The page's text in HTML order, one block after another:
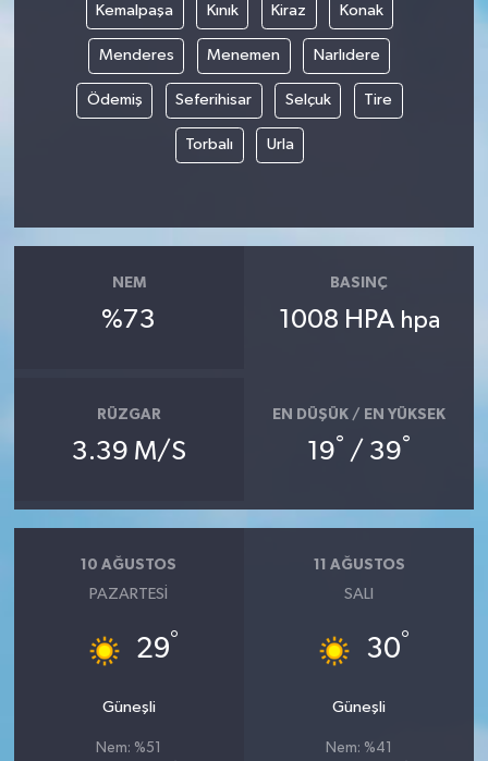
Kemalpaşa Kınık Kiraz Konak
Menderes Menemen Narlıdere
Ödemiş Seferihisar Selçuk Tire
Torbalı Urla
NEM
%73
BASINÇ
1008 HPA hpa
RÜZGAR
3.39 M/S
EN DÜŞÜK / EN YÜKSEK
19° / 39°
10 AĞUSTOS
PAZARTESI
29°
Güneşli
Nem: %51
11 AĞUSTOS
SALI
30°
Güneşli
Nem: %41